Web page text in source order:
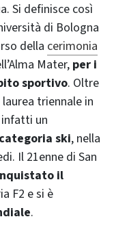
Si definisce così
di Bologna
della cerimonia
Mater, per i
sportivo. Oltre
triennale in
infatti un
ski, nella
Il 21enne di San
il
F2 e si è
.